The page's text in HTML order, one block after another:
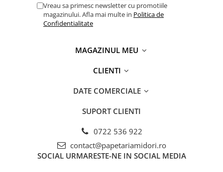
Cartuse compatibile cu Brother
Cartuse compatibile cu Canon
Cartuse compatibile cu Konica-
Cartuse compatibile cu Lexmark
Cartuse compatibile cu Oki
Cartuse compatibile cu Ricoh
Cartuse compatibile cu Samsung
Vreau sa primesc newsletter cu promotiile
magazinului. Afla mai multe in Politica de
Confidentialitate
MAGAZINUL MEU
CLIENTI
DATE COMERCIALE
SUPORT CLIENTI
0722 536 922
contact@papetariamidori.ro
SOCIAL URMARESTE-NE IN SOCIAL MEDIA